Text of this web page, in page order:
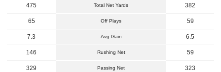
475 Total Net Yards 382
65 Off Plays 59
7.3 Avg Gain 6.5
146 Rushing Net 59
329 Passing Net 323